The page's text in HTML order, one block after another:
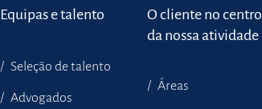
Equipas e talento
Seleção de talento
Advogados
O cliente no centro
da nossa atividade
Áreas